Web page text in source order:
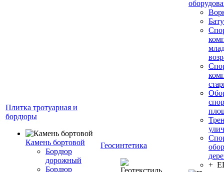
Плитка тротуарная и
бордюры
Камень бортовой
Бордюр
дорожный
Бордюр
Геосинтетика
+